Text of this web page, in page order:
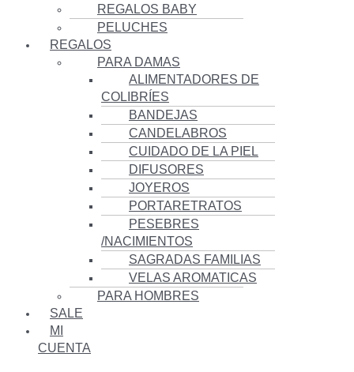
REGALOS BABY
PELUCHES
REGALOS
PARA DAMAS
ALIMENTADORES DE
COLIBRÍES
BANDEJAS
CANDELABROS
CUIDADO DE LA PIEL
DIFUSORES
JOYEROS
PORTARETRATOS
PESEBRES
/NACIMIENTOS
SAGRADAS FAMILIAS
VELAS AROMATICAS
PARA HOMBRES
SALE
MI
CUENTA